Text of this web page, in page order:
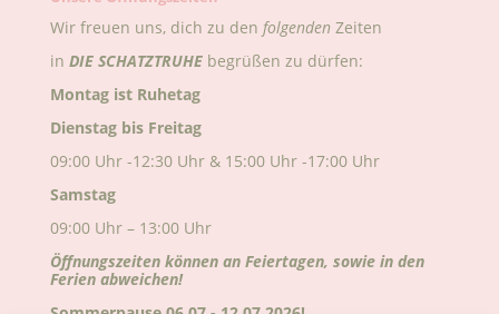
Wir freuen uns, dich zu den folgenden Zeiten
in DIE SCHATZTRUHEbegrüßen zu dürfen:
Montag ist Ruhetag
Dienstag bis Freitag
09:00 Uhr -12:30 Uhr & 15:00 Uhr -17:00 Uhr
Samstag
09:00 Uhr – 13:00 Uhr
Öffnungszeiten können an Feiertagen, sowie in den
Ferien abweichen!